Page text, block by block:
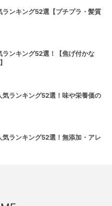
ランキング52選【プチプラ・髪質
ランキング52選！【焦げ付かな
気ランキング52選！味や栄養価の
気ランキング52選！無添加・アレ